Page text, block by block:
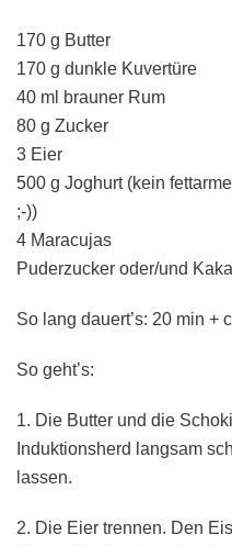
170 g Butter
170 g dunkle Kuvertüre
40 ml brauner Rum
80 g Zucker
3 Eier
500 g Joghurt (kein
;-))
4 Maracujas
Puderzucker oder/und
So lang dauert’s: 20 min +
So geht’s:
1. Die Butter und die
Induktionsherd langsam
lassen.
2. Die Eier trennen. Den